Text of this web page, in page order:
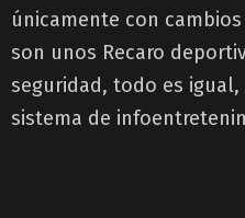
únicamente con
son unos Recaro
seguridad, todo es
sistema de